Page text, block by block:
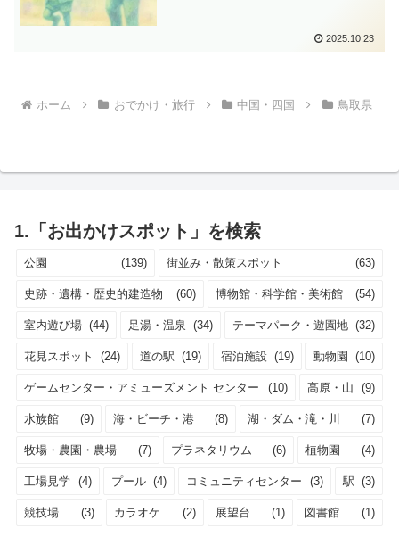
2025.10.23
ホーム おでかけ・旅行 中国・四国 鳥取県
1.「お出かけスポット」を検索
公園 (139) 街並み・散策スポット (63)
史跡・遺構・歴史的建造物 (60) 博物館・科学館・美術館 (54)
室内遊び場 (44) 足湯・温泉 (34) テーマパーク・遊園地 (32)
花見スポット (24) 道の駅 (19) 宿泊施設 (19) 動物園 (10)
ゲームセンター・アミューズメント センター (10) 高原・山 (9)
水族館 (9) 海・ビーチ・港 (8) 湖・ダム・滝・川 (7)
牧場・農園・農場 (7) プラネタリウム (6) 植物園 (4)
工場見学 (4) プール (4) コミュニティセンター (3) 駅 (3)
競技場 (3) カラオケ (2) 展望台 (1) 図書館 (1)